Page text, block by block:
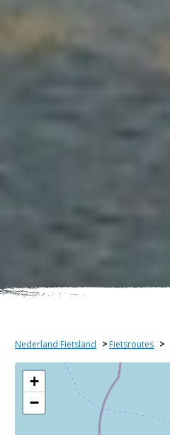
Nederland Fietsland > Fietsroutes >
+
−